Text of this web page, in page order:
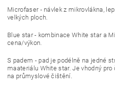
Microfaser - návlek z mikrovlákna,
velkých ploch.
Blue star - kombinace White star a
cena/výkon.
S padem - pad je podélně na jedné
maateriálu White star. Je vhodný
na průmyslové čištění.